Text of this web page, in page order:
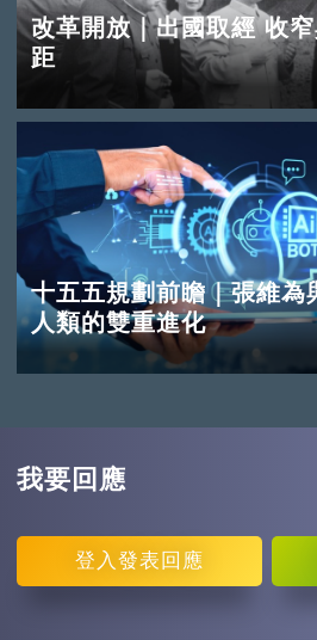
改革開放｜出國取經 收
距
十五五規劃前瞻｜張維為
人類的雙重進化
我要回應
登入 發表回應